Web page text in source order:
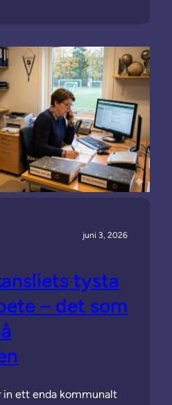
juni 3, 2026
tysta
– det som
in ett enda kommunalt